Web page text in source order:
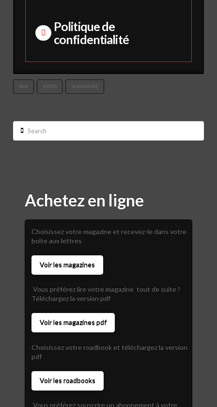
Politique de
confidentialité
4X4 EDITO SOMMAIRE
Search
Achetez en ligne
Choisissez votre magazine et recevez-le dans votre
boîte aux lettres
Voir les magazines
Vous préférez lire votre magazine tout de suite !
Téléchargez la version pdf
Voir les magazines pdf
Choisissez votre roadbook et téléchargez la version
pdf
Voir les roadbooks
Vous préférez souscrire un abonnement à votre